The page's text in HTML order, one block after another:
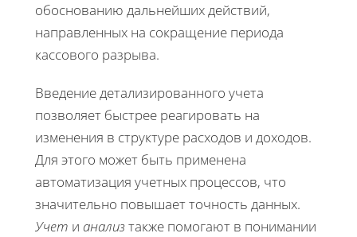
обоснованию дальнейших действий,
направленных на сокращение периода
кассового разрыва.
Введение детализированного учета
позволяет быстрее реагировать на
изменения в структуре расходов и доходов.
Для этого может быть применена
автоматизация учетных процессов, что
значительно повышает точность данных.
Учет и анализ также помогают в понимании